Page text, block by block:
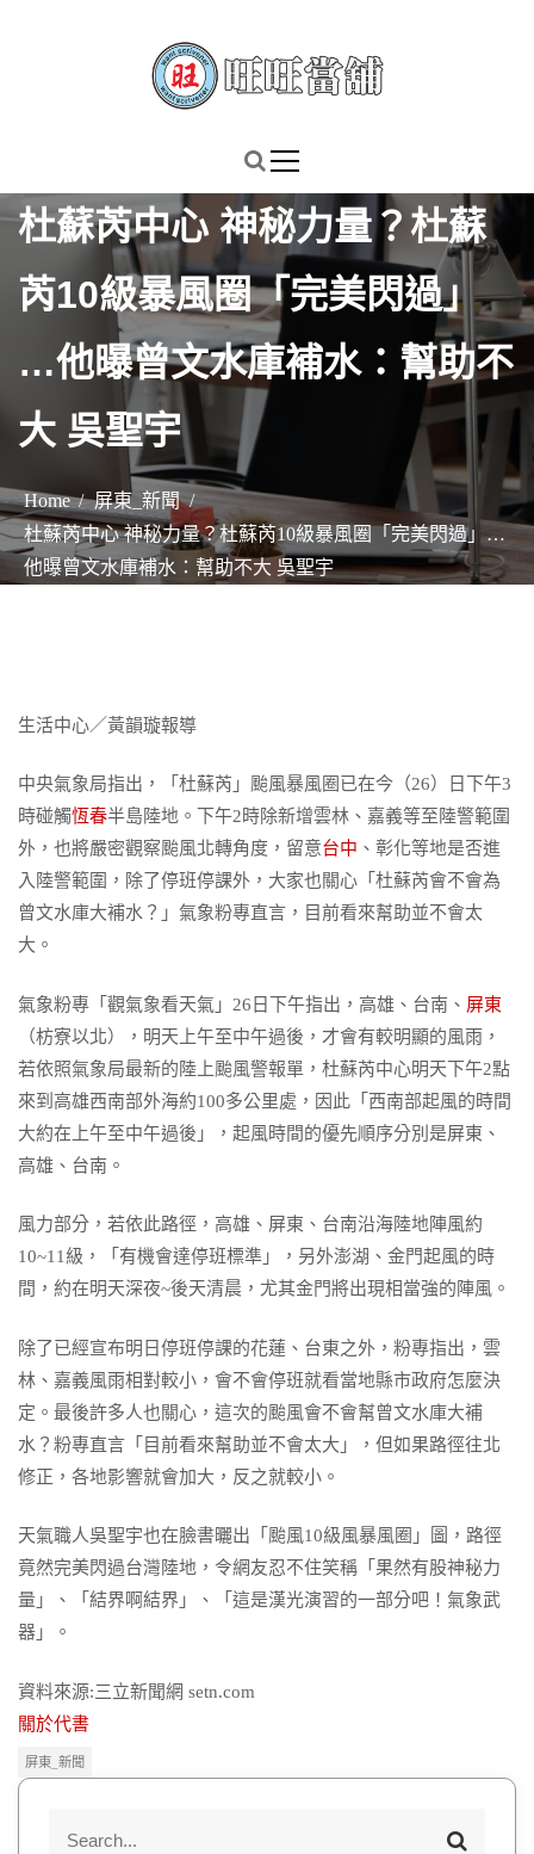
杜蘇芮中心 神秘力量？杜蘇
芮10級暴風圈「完美閃過」
…他曝曾文水庫補水：幫助不
大 吳聖宇
Home
屏東_新聞
杜蘇芮中心 神秘力量？杜蘇芮10級暴風圈「完美閃過」…
他曝曾文水庫補水：幫助不大 吳聖宇
生活中心／黃韻璇報導
中央氣象局指出，「杜蘇芮」颱風暴風圈已在今（26）日下午3
時碰觸恆春半島陸地。下午2時除新增雲林、嘉義等至陸警範圍
外，也將嚴密觀察颱風北轉角度，留意台中 、彰化等地是否進
入陸警範圍，除了停班停課外，大家也關心「杜蘇芮會不會為
曾文水庫大補水？」氣象粉專直言，目前看來幫助並不會太
大。
氣象粉專「觀氣象看天氣」26日下午指出，高雄、台南、 屏東
（枋寮以北），明天上午至中午過後，才會有較明顯的風雨，
若依照氣象局最新的陸上颱風警報單，杜蘇芮中心明天下午2點
來到高雄西南部外海約100多公里處，因此「西南部起風的時間
大約在上午至中午過後」，起風時間的優先順序分別是屏東、
高雄、台南。
風力部分，若依此路徑，高雄、屏東、台南沿海陸地陣風約
10~11級，「有機會達停班標準」，另外澎湖、金門起風的時
間，約在明天深夜~後天清晨，尤其金門將出現相當強的陣風。
除了已經宣布明日停班停課的花蓮、台東之外，粉專指出，雲
林、嘉義風雨相對較小，會不會停班就看當地縣市政府怎麼決
定。最後許多人也關心，這次的颱風會不會幫曾文水庫大補
水？粉專直言「目前看來幫助並不會太大」，但如果路徑往北
修正，各地影響就會加大，反之就較小。
天氣職人吳聖宇也在臉書曬出「颱風10級風暴風圈」圖，路徑
竟然完美閃過台灣陸地，令網友忍不住笑稱「果然有股神秘力
量」、「結界啊結界」、「這是漢光演習的一部分吧！氣象武
器」。
資料來源:三立新聞網 setn.com
關於代書
屏東_新聞
S